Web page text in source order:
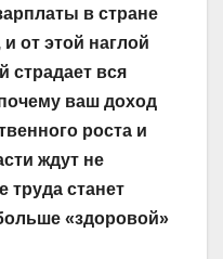
в стране
от этой наглой
страдает вся
ваш доход
роста и
ждут не
труда станет
«здоровой»